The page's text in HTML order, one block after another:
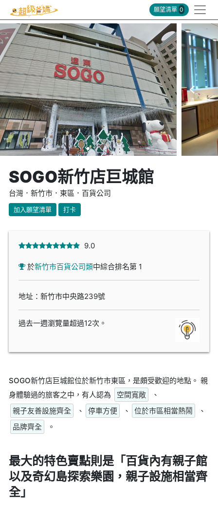
願望清單 0
SOGO新竹店巨城館
台灣．新竹市．東區．百貨公司
加入願望清單 打卡
9.0
於新竹市百貨公司類中綜合排名第 1
地址：新竹市中央路239號
過去一週瀏覽量超過12次。
SOGO新竹店巨城館位於新竹市東區，是頗受歡迎的地點。 親
身體驗過的旅客之中，有人認為
空間寬敞
、
親子友善設施齊全
、 停車方便 、 位於市區相當熱鬧
、
品牌齊全
。
最大的特色賣點則是「百貨內有親子館
以及奇幻島探索樂園，親子設施相當齊
全」